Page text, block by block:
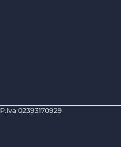
02393170929